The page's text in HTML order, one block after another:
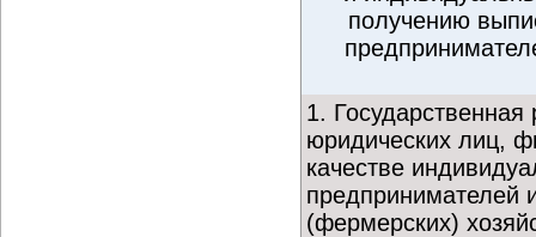
получению
1. Государственная
юридических лиц,
качестве
предпринимателей
(фермерских)